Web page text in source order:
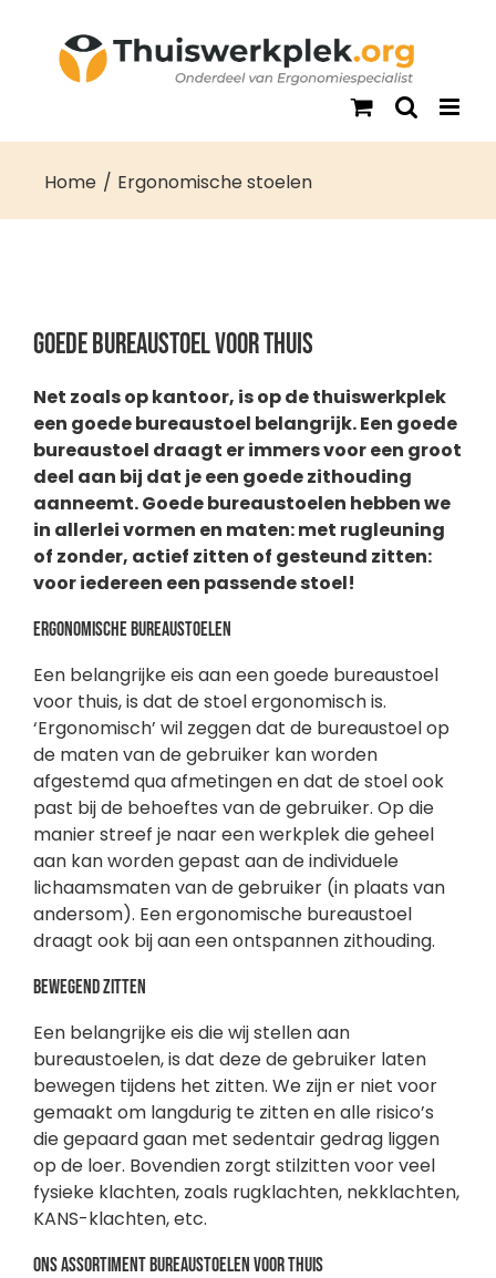
Home Ergonomische stoelen
Goede bureaustoel voor thuis
Net zoals op kantoor, is op de thuiswerkplek
een goede bureaustoel belangrijk. Een goede
bureaustoel draagt er immers voor een groot
deel aan bij dat je een goede zithouding
aanneemt. Goede bureaustoelen hebben we
in allerlei vormen en maten: met rugleuning
of zonder, actief zitten of gesteund zitten:
voor iedereen een passende stoel!
Ergonomische bureaustoelen
Een belangrijke eis aan een goede bureaustoel
voor thuis, is dat de stoel ergonomisch is.
‘Ergonomisch’ wil zeggen dat de bureaustoel op
de maten van de gebruiker kan worden
afgestemd qua afmetingen en dat de stoel ook
past bij de behoeftes van de gebruiker. Op die
manier streef je naar een werkplek die geheel
aan kan worden gepast aan de individuele
lichaamsmaten van de gebruiker (in plaats van
andersom). Een ergonomische bureaustoel
draagt ook bij aan een ontspannen zithouding.
Bewegend zitten
Een belangrijke eis die wij stellen aan
bureaustoelen, is dat deze de gebruiker laten
bewegen tijdens het zitten. We zijn er niet voor
gemaakt om langdurig te zitten en alle risico’s
die gepaard gaan met sedentair gedrag liggen
op de loer. Bovendien zorgt stilzitten voor veel
fysieke klachten, zoals rugklachten, nekklachten,
KANS-klachten, etc.
Ons assortiment bureaustoelen voor thuis